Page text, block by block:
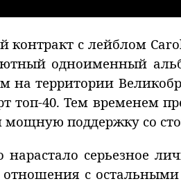
с лейблом
одноименный
территории
топ-40. Тем временем
мощную поддержку со
серьезное
с